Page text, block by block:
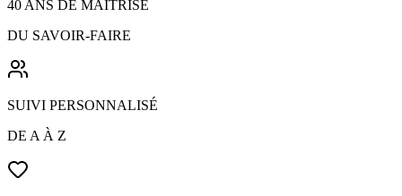
40 ANS DE MAÎTRISE
DU SAVOIR-FAIRE
SUIVI PERSONNALISÉ
DE A À Z